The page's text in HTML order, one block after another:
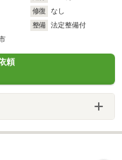
修復
なし
整備
法定整備付
頼